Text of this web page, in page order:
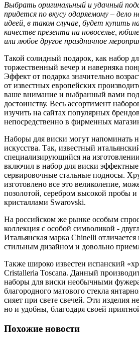
Выбрать оригинальный и удачный
придется по вкусу одаряемому – дело
идеей, в таком случае, будет купить
качестве презента на новоселье,
или любое другое праздничное
Такой солидный подарок, как набор
торжественный вечер и наверняка
Эффект от подарка значительно
от известных европейских
ваше внимание и выбранный вами
достоинству. Весь ассортимент
изучить на сайтах популярных
непосредственно в фирменных
Наборы для виски могут напоминать
искусства. Так, известный
специализирующийся на
включил в набор для виски
сервировочные стальные подносы.
изготовлено все это великолепие,
позолотой, серебром высокой пробы
кристаллами Swarovski.
На российском же рынке особым
коллекция с особой символикой -
Итальянская марка Chinelli
стильным дизайном и довольно
Также широко известен испанский
Cristalleria Toscana. Данный
наборы для виски необычными
благородного матового стекла
сияет при свете свечей. Эти изделия
но и удобны, благодаря своей
Похожие новости